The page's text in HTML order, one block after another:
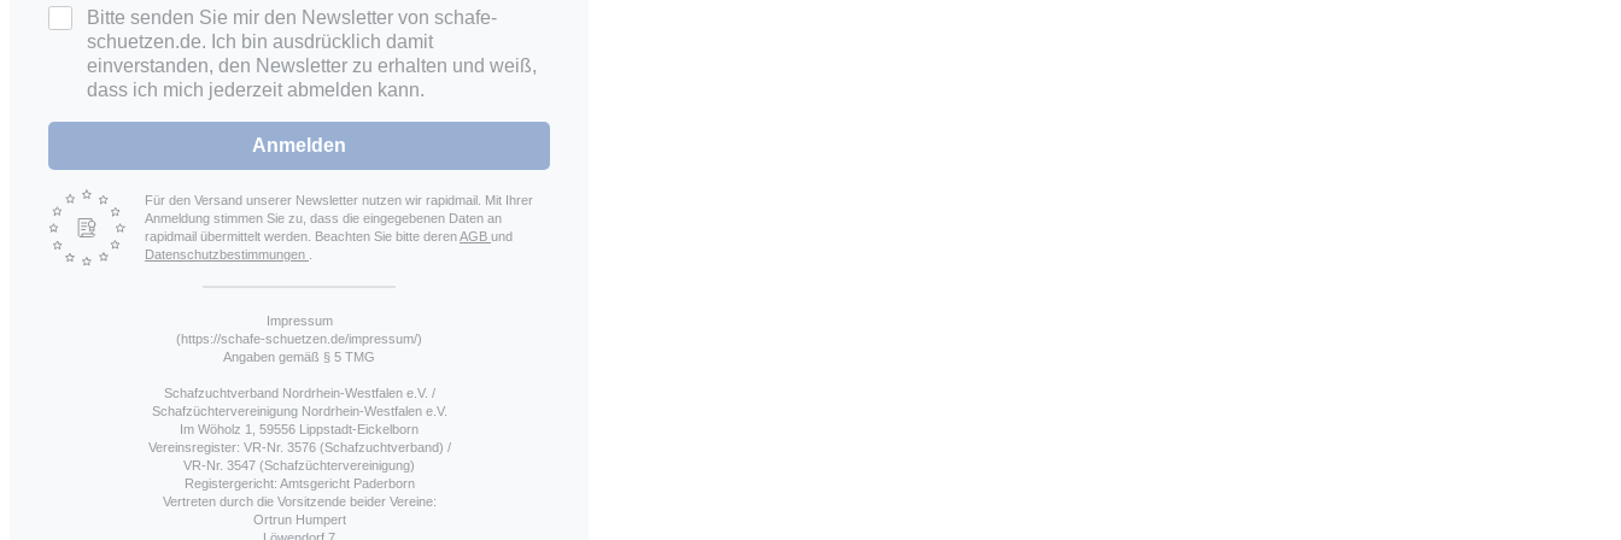
Bitte senden Sie mir den Newsletter von schafe-
schuetzen.de. Ich bin ausdrücklich damit
einverstanden, den Newsletter zu erhalten und weiß,
dass ich mich jederzeit abmelden kann.
Anmelden
Für den Versand unserer Newsletter nutzen wir rapidmail. Mit Ihrer
Anmeldung stimmen Sie zu, dass die eingegebenen Daten an
rapidmail übermittelt werden. Beachten Sie bitte derenAGB und
Datenschutzbestimmungen
Impressum
(https://schafe-schuetzen.de/impressum/)
Angaben gemäß § 5 TMG
Schafzuchtverband Nordrhein-Westfalen e.V. /
Schafzüchtervereinigung Nordrhein-Westfalen e.V.
Im Wöholz 1, 59556 Lippstadt-Eickelborn
Vereinsregister: VR-Nr. 3576 (Schafzuchtverband) /
VR-Nr. 3547 (Schafzüchtervereinigung)
Registergericht: Amtsgericht Paderborn
Vertreten durch die Vorsitzende beider Vereine:
Ortrun Humpert